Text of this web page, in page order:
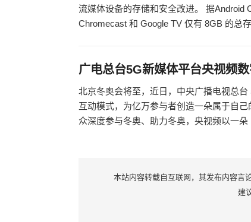
流媒体设备的存储和安全改进。 据Android
Chromecast 和 Google TV 仅有 8GB 的总
广电总台5G新媒体平台央视频
北京冬奥会将至，近日，中央广播电视总
互动模式，为亿万参与者创造一朵属于自
众深度参与冬奥、助力冬奥，央视频以一朵
本站内容转载自互联网，其发布内容言
建